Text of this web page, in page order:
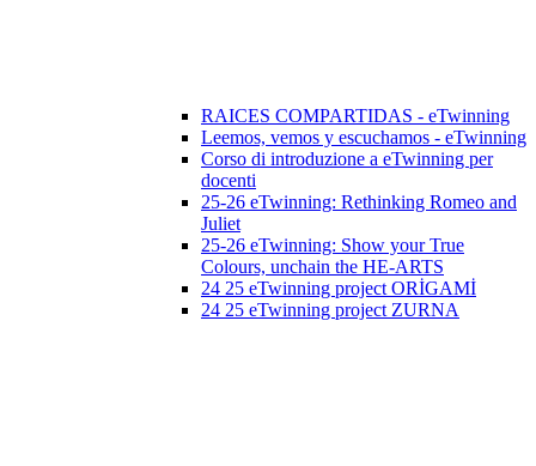
RAICES COMPARTIDAS - eTwinning
Leemos, vemos y escuchamos - eTwinning
Corso di introduzione a eTwinning per
docenti
25-26 eTwinning: Rethinking Romeo and
Juliet
25-26 eTwinning: Show your True
Colours, unchain the HE-ARTS
24 25 eTwinning project ORİGAMİ
24 25 eTwinning project ZURNA